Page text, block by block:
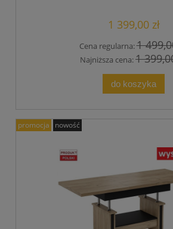
1 399,00 zł
Cena regularna:1
Najniższa cena:1
do koszyka
promocja nowość